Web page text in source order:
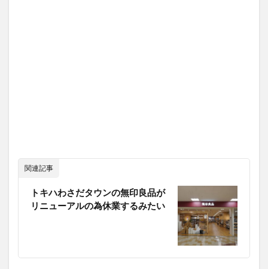
関連記事
トキハわさだタウンの無印良品が
リニューアルの為休業するみたい